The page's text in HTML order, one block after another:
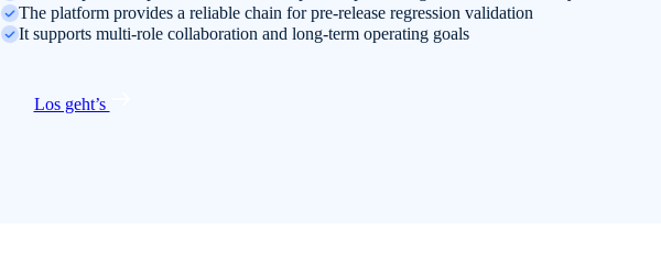
The platform provides a reliable chain for pre-release regression validation
It supports multi-role collaboration and long-term operating goals
Los geht’s